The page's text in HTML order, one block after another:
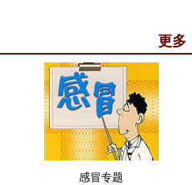
更多
感冒专题